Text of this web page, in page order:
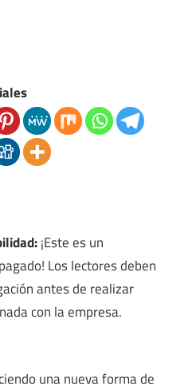
¡Este es un
Los lectores deben
antes de realizar
con la empresa.
una nueva forma de